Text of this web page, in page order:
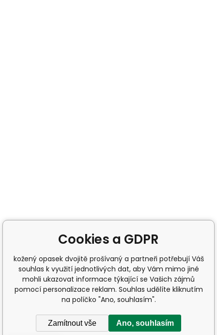
Cookies a GDPR
kožený opasek dvojitě prošívaný a partneři potřebují Váš
souhlas k využití jednotlivých dat, aby Vám mimo jiné
mohli ukazovat informace týkající se Vašich zájmů
pomocí personalizace reklam. Souhlas udělíte kliknutím
na políčko "Ano, souhlasím".
Zamítnout vše Ano, souhlasím